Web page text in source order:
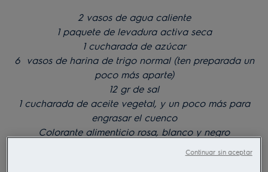
2 vasos de agua caliente
1 paquete de levadura activa seca
1 cucharada de azúcar
6 vasos de harina de trigo normal (ten preparada un
poco más aparte)
12 gr de sal
1 cucharada de aceite vegetal, y un poco más para
engrasar el cuenco
Colorante alimenticio rosa, blanco y negro
Continuar sin aceptar